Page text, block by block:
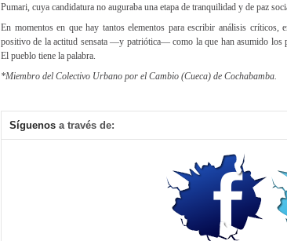
Pumari, cuya candidatura no auguraba una etapa de tranquilidad y de paz
En momentos en que hay tantos elementos para escribir análisis críticos,
positivo de la actitud sensata —y patriótica— como la que han asumido los
El pueblo tiene la palabra.
*Miembro del Colectivo Urbano por el Cambio (Cueca) de Cochabamba.
Síguenos a través de: